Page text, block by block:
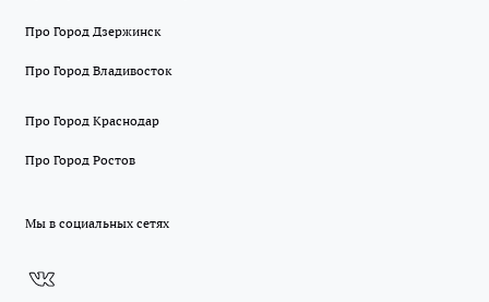
Про Город Дзержинск
Про Город Владивосток
Про Город Краснодар
Про Город Ростов
Мы в социальных сетях